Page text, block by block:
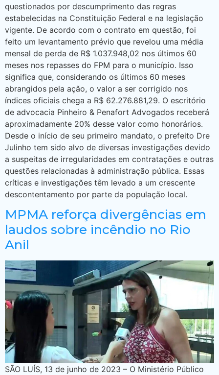
questionados por descumprimento das regras
estabelecidas na Constituição Federal e na legislação
vigente. De acordo com o contrato em questão, foi
feito um levantamento prévio que revelou uma média
mensal de perda de R$ 1.037.948,02 nos últimos 60
meses nos repasses do FPM para o município. Isso
significa que, considerando os últimos 60 meses
abrangidos pela ação, o valor a ser corrigido nos
índices oficiais chega a R$ 62.276.881,29. O escritório
de advocacia Pinheiro & Penafort Advogados receberá
aproximadamente 20% desse valor como honorários.
Desde o início de seu primeiro mandato, o prefeito Dre
Julinho tem sido alvo de diversas investigações devido
a suspeitas de irregularidades em contratações e outras
questões relacionadas à administração pública. Essas
críticas e investigações têm levado a um crescente
descontentamento por parte da população local.
MPMA reforça divergências em
laudos sobre incêndio no Rio
Anil
SÃO LUÍS, 13 de junho de 2023 – O Ministério Público